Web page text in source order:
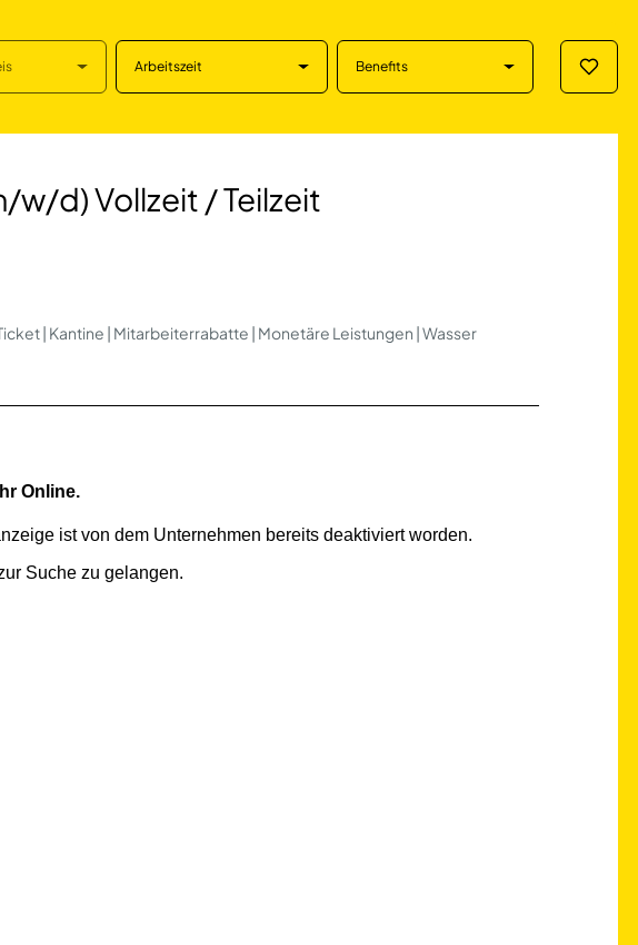
Arbeitszeit Benefits
/ Teilzeit in Köln
w/d) Vollzeit / Teilzeit
| Kantine | Mitarbeiterrabatte | Monetäre Leistungen | Wasser